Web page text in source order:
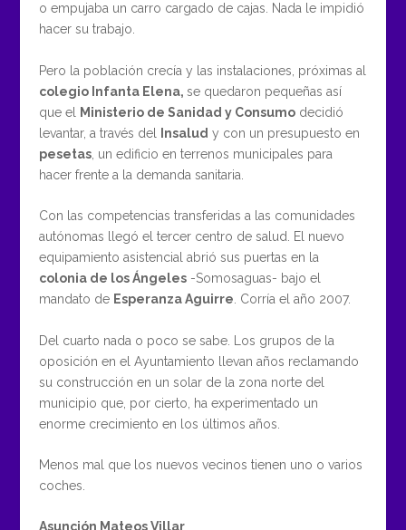
o empujaba un carro cargado de cajas. Nada le impidió
hacer su trabajo.
Pero la población crecía y las instalaciones, próximas al
colegio Infanta Elena, se quedaron pequeñas así
que el
Ministerio de Sanidad y Consumodecidió
levantar, a través del
Insalud y con un presupuesto en
pesetas, un edificio en terrenos municipales para
hacer frente a la demanda sanitaria.
Con las competencias transferidas a las comunidades
autónomas llegó el tercer centro de salud. El nuevo
equipamiento asistencial abrió sus puertas en la
colonia de los Ángeles-Somosaguas- bajo el
mandato de Esperanza Aguirre. Corría el año 2007.
Del cuarto nada o poco se sabe. Los grupos de la
oposición en el Ayuntamiento llevan años reclamando
su construcción en un solar de la zona norte del
municipio que, por cierto, ha experimentado un
enorme crecimiento en los últimos años.
Menos mal que los nuevos vecinos tienen uno o varios
coches.
Asunción Mateos Villar